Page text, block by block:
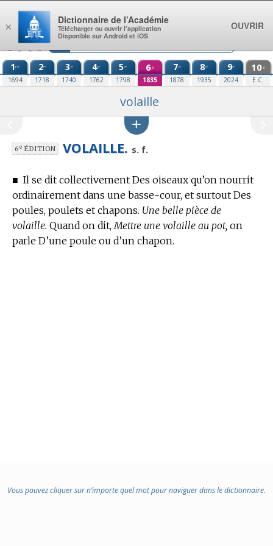
Aller au contenu
1re
1694
2e
1718
3e
1740
4e
1762
5e
1798
6e
1835
7e
1878
8e
1935
9e
2024
10e
E.C.
volaille
6eÉDITION VOLAILLE. s. f.
■ Il se dit collectivement Des oiseaux qu’on nourrit
ordinairement dans une basse-cour, et surtout Des
poules, poulets et chapons. Une belle pièce de
volaille. Quand on dit,Mettre une volaille au pot, on
parle D’une poule ou d’un chapon.
Vous pouvez cliquer sur n’importe quel mot pour naviguer dans le dictionnaire.
×
Dictionnaire de l’Académie
Télécharger ou ouvrir l’application
Disponible sur Android et iOS
OUVRIR